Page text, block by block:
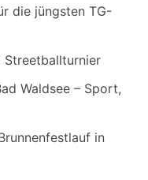
die jüngsten TG-
Streetballturnier
Waldsee – Sport,
in